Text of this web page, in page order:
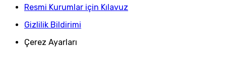
Resmi Kurumlar için Kılavuz
Gizlilik Bildirimi
Çerez Ayarları